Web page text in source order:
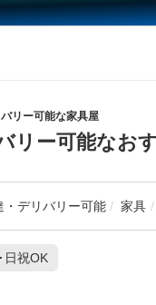
リー可能な家具屋
リー可能なお
・デリバリー可能 家具
日祝OK